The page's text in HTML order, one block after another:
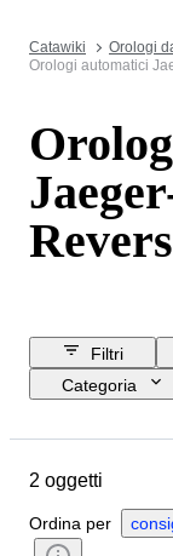
Catawiki Orologi
Orologi automatici
Filtri
Categoria
Genere
Lunghezza
2 oggetti
Ordina per